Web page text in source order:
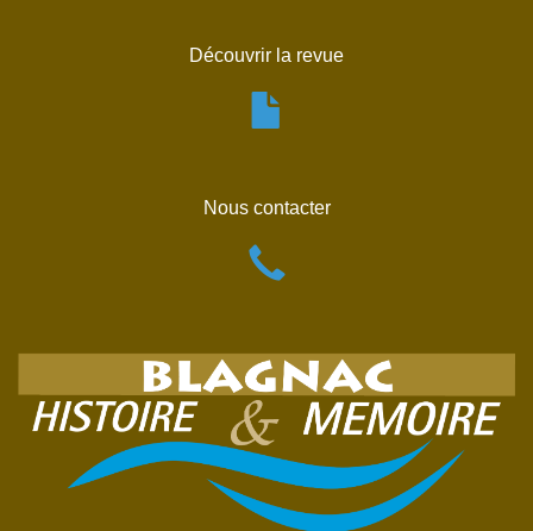
Découvrir la revue
Nous contacter